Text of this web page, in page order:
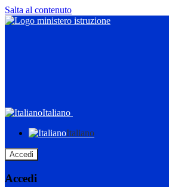
Salta al contenuto
Italiano
Italiano
Accedi
Accedi